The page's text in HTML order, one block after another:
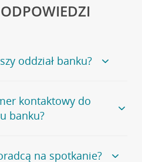
oddział banku?
banku, zapraszamy na
, na której znajduje się
kontaktowy do
banku?
ogólnego numeru
na spotkanie?